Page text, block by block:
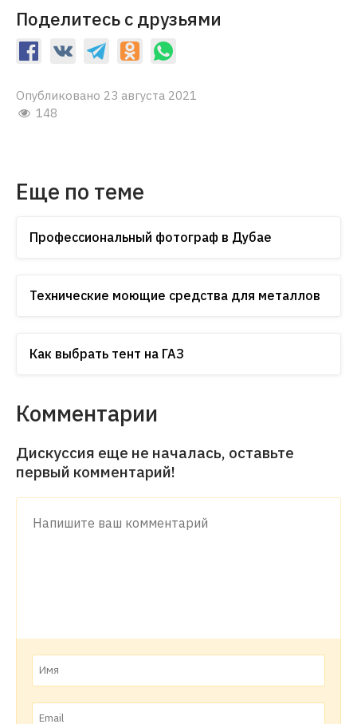
Поделитесь с друзьями
Опубликовано 23 августа 2021
148
Еще по теме
Профессиональный фотограф в Дубае
Технические моющие средства для металлов
Как выбрать тент на ГАЗ
Комментарии
Дискуссия еще не началась, оставьте
первый комментарий!